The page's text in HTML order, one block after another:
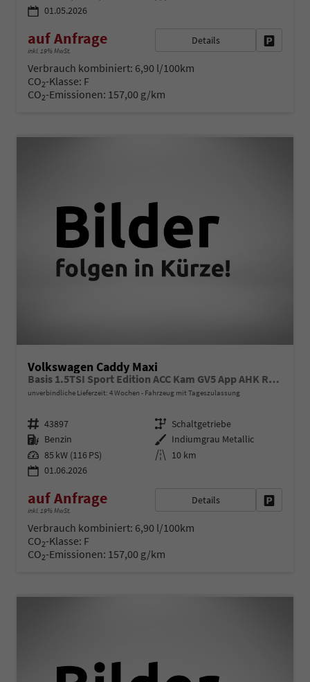
01.05.2026
auf Anfrage
inkl. 19% MwSt.
Details
Verbrauch kombiniert: 6,90 l/100km
CO2-Klasse: F
CO2-Emissionen: 157,00 g/km
Volkswagen Caddy Maxi
Basis 1.5TSI Sport Edition ACC Kam GV5 App AHK Reling
unverbindliche Lieferzeit: 4 Wochen Fahrzeug mit Tageszulassung
Fahrzeugnr. 43897 Getriebe Schaltgetriebe
Kraftstoff Benzin Außenfarbe Indiumgrau Metallic
Leistung 85 kW (116 PS) Kilometerstand 10 km
01.06.2026
auf Anfrage
inkl. 19% MwSt.
Details
Verbrauch kombiniert: 6,90 l/100km
CO2-Klasse: F
CO2-Emissionen: 157,00 g/km